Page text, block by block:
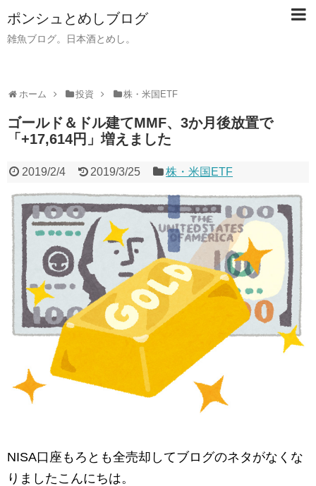
ポンシュとめしブログ
雑魚ブログ。日本酒とめし。
ホーム 投資 株・米国ETF
ゴールド＆ドル建てMMF、3か月後放置で
「+17,614円」増えました
2019/2/4 2019/3/25 株・米国ETF
NISA口座もろとも全売却してブログのネタがなくな
りましたこんにちは。